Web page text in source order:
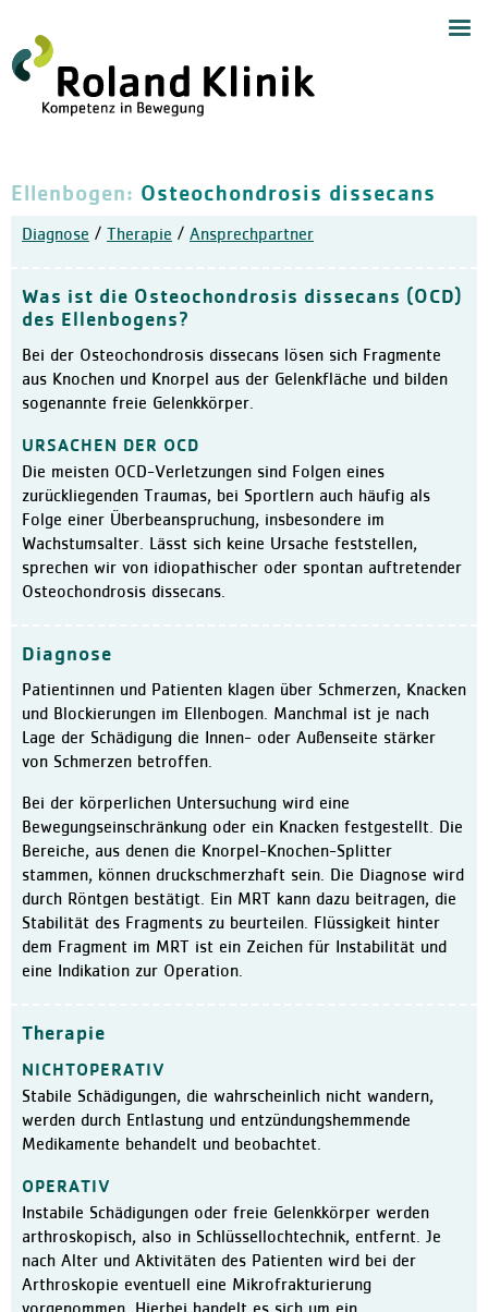
Ellenbogen: Osteochondrosis dissecans
Diagnose / Therapie / Ansprechpartner
Was ist die Osteochondrosis dissecans (OCD)
des Ellenbogens?
Bei der Osteochondrosis dissecans lösen sich Fragmente
aus Knochen und Knorpel aus der Gelenkfläche und bilden
sogenannte freie Gelenkkörper.
URSACHEN DER OCD
Die meisten OCD-Verletzungen sind Folgen eines
zurückliegenden Traumas, bei Sportlern auch häufig als
Folge einer Überbeanspruchung, insbesondere im
Wachstumsalter. Lässt sich keine Ursache feststellen,
sprechen wir von idiopathischer oder spontan auftretender
Osteochondrosis dissecans.
Diagnose
Patientinnen und Patienten klagen über Schmerzen, Knacken
und Blockierungen im Ellenbogen. Manchmal ist je nach
Lage der Schädigung die Innen- oder Außenseite stärker
von Schmerzen betroffen.
Bei der körperlichen Untersuchung wird eine
Bewegungseinschränkung oder ein Knacken festgestellt. Die
Bereiche, aus denen die Knorpel-Knochen-Splitter
stammen, können druckschmerzhaft sein. Die Diagnose wird
durch Röntgen bestätigt. Ein MRT kann dazu beitragen, die
Stabilität des Fragments zu beurteilen. Flüssigkeit hinter
dem Fragment im MRT ist ein Zeichen für Instabilität und
eine Indikation zur Operation.
Therapie
NICHTOPERATIV
Stabile Schädigungen, die wahrscheinlich nicht wandern,
werden durch Entlastung und entzündungshemmende
Medikamente behandelt und beobachtet.
OPERATIV
Instabile Schädigungen oder freie Gelenkkörper werden
arthroskopisch, also in Schlüssellochtechnik, entfernt. Je
nach Alter und Aktivitäten des Patienten wird bei der
Arthroskopie eventuell eine Mikrofrakturierung
Start
Zentrum für
Schmerztherapie mit
Anästhesiologie und
Physiotherapie
MVZ im Bremer Süden
Zimmer und Wahlleistungen
Verpflegung
Entlassungsmanagement
Erholung
Lob und Kritik
Informationen für
Qualitätsmanagement
Zertifizierungen /
Bewegungszentrum activo
Kooperationen
Aktuelles